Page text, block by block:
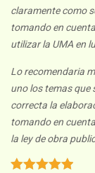
claramente como
tomando en
utilizar la UMA en
Lo recomendaria
uno los temas que
correcta la
tomando en
la ley de obra